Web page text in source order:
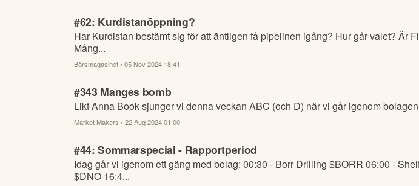
#62: Kurdistanöppning?
Har Kurdistan bestämt sig för att äntligen få pipelinen igång? Hur går valet? Är
Mång...
Börsmagasinet• 05 Nov 2024 18:41
#343 Manges bomb
Likt Anna Book sjunger vi denna veckan ABC (och D) när vi går igenom
Market Makers • 22 Aug 2024 01:00
#44: Sommarspecial - Rapportperiod
Idag går vi igenom ett gäng med bolag: 00:30 - Borr Drilling $BORR 06:00 -
$DNO 16:4...